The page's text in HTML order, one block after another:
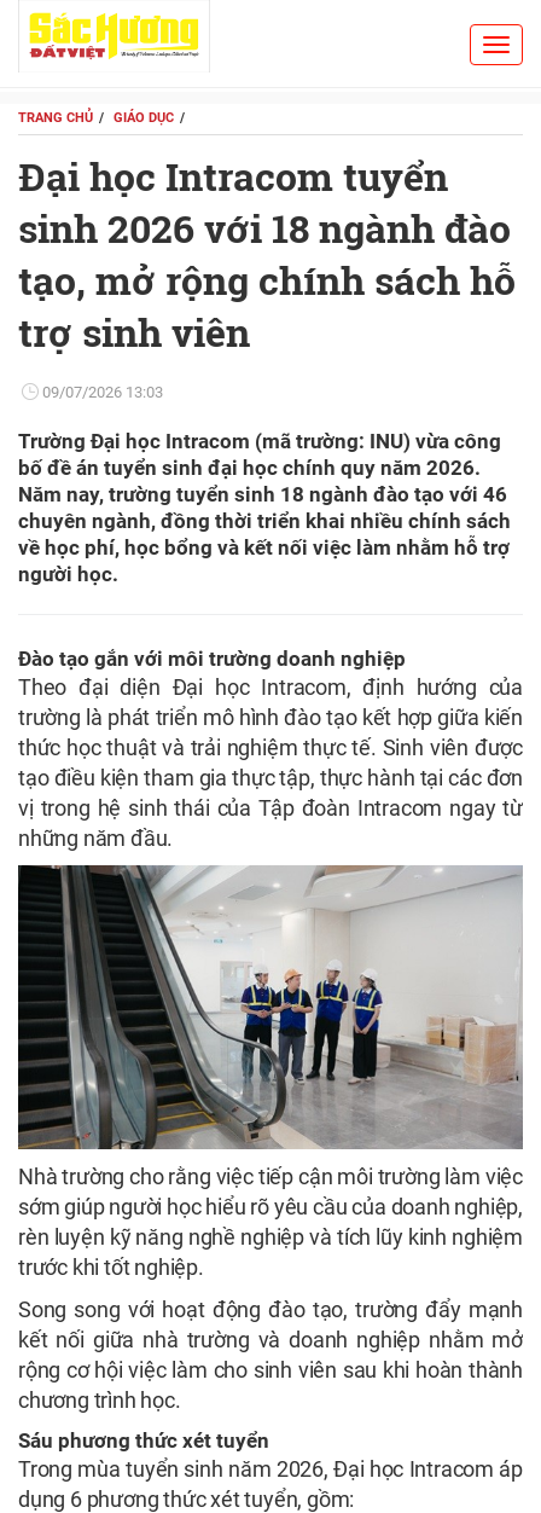
TRANG CHỦ GIÁO DỤC
Đại học Intracom tuyển
sinh 2026 với 18 ngành đào
tạo, mở rộng chính sách hỗ
trợ sinh viên
09/07/2026 13:03
Trường Đại học Intracom (mã trường: INU) vừa công
bố đề án tuyển sinh đại học chính quy năm 2026.
Năm nay, trường tuyển sinh 18 ngành đào tạo với 46
chuyên ngành, đồng thời triển khai nhiều chính sách
về học phí, học bổng và kết nối việc làm nhằm hỗ trợ
người học.
Đào tạo gắn với môi trường doanh nghiệp
Theo đại diện Đại học Intracom, định hướng của
trường là phát triển mô hình đào tạo kết hợp giữa kiến
thức học thuật và trải nghiệm thực tế. Sinh viên được
tạo điều kiện tham gia thực tập, thực hành tại các đơn
vị trong hệ sinh thái của Tập đoàn Intracom ngay từ
những năm đầu.
Nhà trường cho rằng việc tiếp cận môi trường làm việc
sớm giúp người học hiểu rõ yêu cầu của doanh nghiệp,
rèn luyện kỹ năng nghề nghiệp và tích lũy kinh nghiệm
trước khi tốt nghiệp.
Song song với hoạt động đào tạo, trường đẩy mạnh
kết nối giữa nhà trường và doanh nghiệp nhằm mở
rộng cơ hội việc làm cho sinh viên sau khi hoàn thành
chương trình học.
Sáu phương thức xét tuyển
Trong mùa tuyển sinh năm 2026, Đại học Intracom áp
dụng 6 phương thức xét tuyển, gồm: